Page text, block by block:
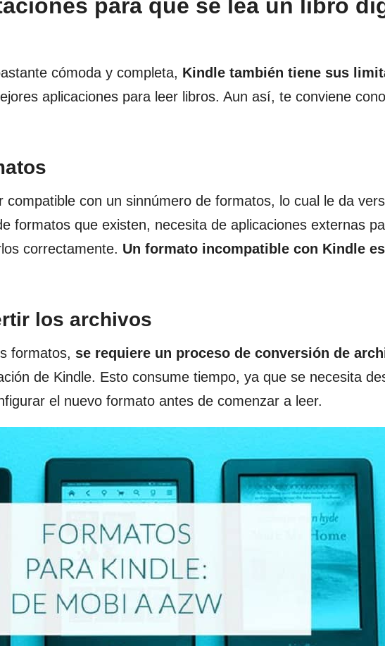
para que se lea un libro
cómoda y completa, Kindle también tiene sus
aplicaciones para leer libros. Aun así, te conviene
con un sinnúmero de formatos, lo cual le da
formatos que existen, necesita de aplicaciones externas
correctamente. Un formato incompatible con Kindle es
los archivos
formatos, se requiere un proceso de conversión de
de Kindle. Esto consume tiempo, ya que se necesita
el nuevo formato antes de comenzar a leer.